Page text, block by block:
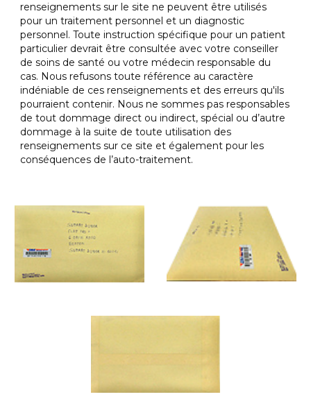
renseignements sur le site ne peuvent être utilisés
pour un traitement personnel et un diagnostic
personnel. Toute instruction spécifique pour un patient
particulier devrait être consultée avec votre conseiller
de soins de santé ou votre médecin responsable du
cas. Nous refusons toute référence au caractère
indéniable de ces renseignements et des erreurs qu'ils
pourraient contenir. Nous ne sommes pas responsables
de tout dommage direct ou indirect, spécial ou d’autre
dommage à la suite de toute utilisation des
renseignements sur ce site et également pour les
conséquences de l’auto-traitement.